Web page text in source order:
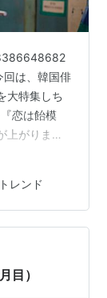
は、韓国俳
大特集しち
恋は飴模
上がりまく
、たっぷ
ル
名前：
…
レンド
目）